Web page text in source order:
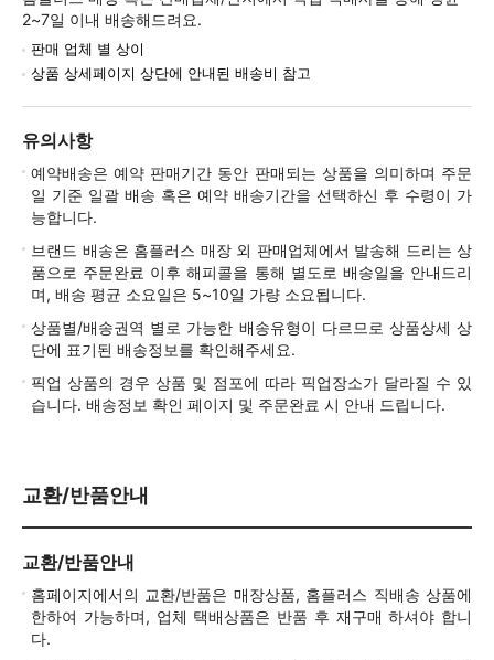
2~7일 이내 배송해드려요.
판매 업체 별 상이
상품 상세페이지 상단에 안내된 배송비 참고
유의사항
예약배송은 예약 판매기간 동안 판매되는 상품을 의미하며 주문
일 기준 일괄 배송 혹은 예약 배송기간을 선택하신 후 수령이 가
능합니다.
브랜드 배송은 홈플러스 매장 외 판매업체에서 발송해 드리는 상
품으로 주문완료 이후 해피콜을 통해 별도로 배송일을 안내드리
며, 배송 평균 소요일은 5~10일 가량 소요됩니다.
상품별/배송권역 별로 가능한 배송유형이 다르므로 상품상세 상
단에 표기된 배송정보를 확인해주세요.
픽업 상품의 경우 상품 및 점포에 따라 픽업장소가 달라질 수 있
습니다. 배송정보 확인 페이지 및 주문완료 시 안내 드립니다.
교환/반품안내
교환/반품안내
홈페이지에서의 교환/반품은 매장상품, 홈플러스 직배송 상품에
한하여 가능하며, 업체 택배상품은 반품 후 재구매 하셔야 합니
다.